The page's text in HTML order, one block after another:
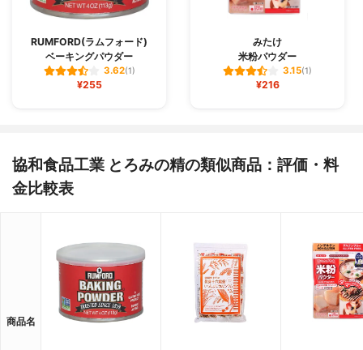
RUMFORD(ラムフォード)
ベーキングパウダー
3.62(1)
¥255
みたけ
米粉パウダー
3.15(1)
¥216
協和食品工業 とろみの精の類似商品：評価・料
金比較表
商品名